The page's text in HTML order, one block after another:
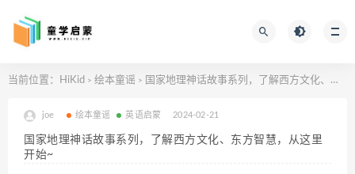
当前位置： HiKid > 绘本童谣 > 国家地理神话故事系列，了解西方文化、东方智慧，从这里开始~
joe 绘本童谣 英语启蒙 2024-02-21
国家地理神话故事系列，了解西方文化、东方智慧，从这里
开始~